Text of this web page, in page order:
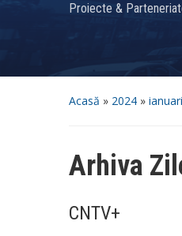
Proiecte &
Acasă » 2024 »
Arhiva
CNTV+